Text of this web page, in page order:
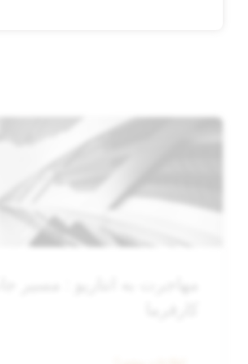
مهاجرت به انتاریو : مسیر
کارفرما